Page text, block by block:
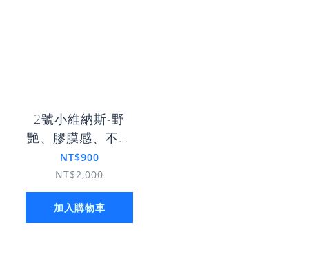
2號小維納斯-野
艷、膠膜感、不惹
塵
NT$900
NT$2,000
加入購物車